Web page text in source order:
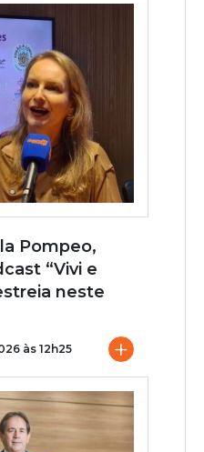
Pompeo,
“Vivi e
neste
às 12h25 +